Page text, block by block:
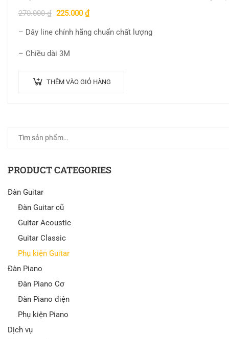
270.000₫ 225.000₫
– Dây line chính hãng chuẩn chất lượng
– Chiều dài 3M
THÊM VÀO GIỎ HÀNG
PRODUCT CATEGORIES
Đàn Guitar
Đàn Guitar cũ
Guitar Acoustic
Guitar Classic
Phụ kiện Guitar
Đàn Piano
Đàn Piano Cơ
Đàn Piano điện
Phụ kiện Piano
Dịch vụ